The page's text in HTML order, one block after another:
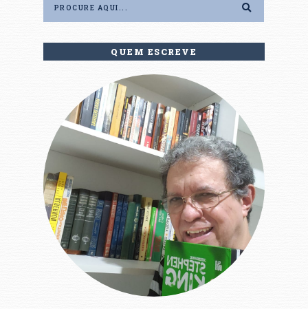
QUEM ESCREVE